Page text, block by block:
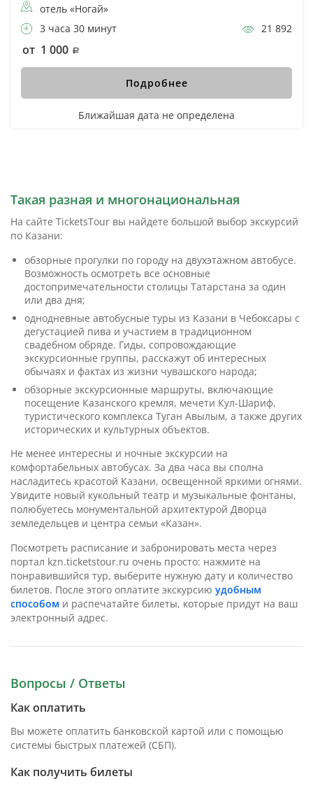
отель «Ногай»
3 часа 30 минут
21 892
от 1 000
Подробнее
Ближайшая дата не определена
Такая разная и многонациональная
На сайте TicketsTour вы найдете большой выбор экскурсий
по Казани:
обзорные прогулки по городу на двухэтажном автобусе.
Возможность осмотреть все основные
достопримечательности столицы Татарстана за один
или два дня;
однодневные автобусные туры из Казани в Чебоксары с
дегустацией пива и участием в традиционном
свадебном обряде. Гиды, сопровождающие
экскурсионные группы, расскажут об интересных
обычаях и фактах из жизни чувашского народа;
обзорные экскурсионные маршруты, включающие
посещение Казанского кремля, мечети Кул-Шариф,
туристического комплекса Туган Авылым, а также других
исторических и культурных объектов.
Не менее интересны и ночные экскурсии на
комфортабельных автобусах. За два часа вы сполна
насладитесь красотой Казани, освещенной яркими огнями.
Увидите новый кукольный театр и музыкальные фонтаны,
полюбуетесь монументальной архитектурой Дворца
земледельцев и центра семьи «Казан».
Посмотреть расписание и забронировать места через
портал kzn.ticketstour.ru очень просто: нажмите на
понравившийся тур, выберите нужную дату и количество
билетов. После этого оплатите экскурсию удобным
способом и распечатайте билеты, которые придут на ваш
электронный адрес.
Вопросы / Ответы
Как оплатить
Вы можете оплатить банковской картой или с помощью
системы быстрых платежей (СБП).
Как получить билеты